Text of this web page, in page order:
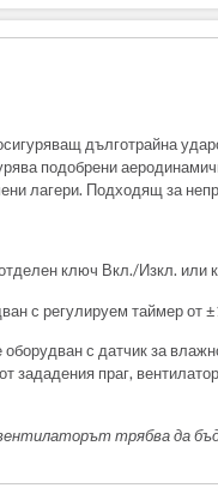
дълготрайна
подобрени
лагери. Подходящ за
ключ Вкл./Изкл. или
с регулируем таймер
оборудван с датчик за
зададения праг,
трябва да